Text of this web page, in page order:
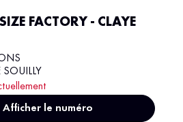
FACTORY - CLAYE
Afficher le numéro